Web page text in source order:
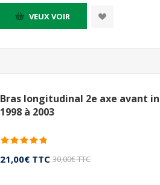
VEUX VOIR
Bras longitudinal 2e axe avant
1998 à 2003
21,00€ TTC 30,00€ TTC